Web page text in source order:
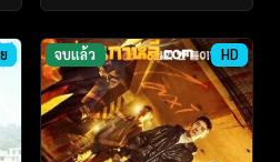
จบแล้ว HD